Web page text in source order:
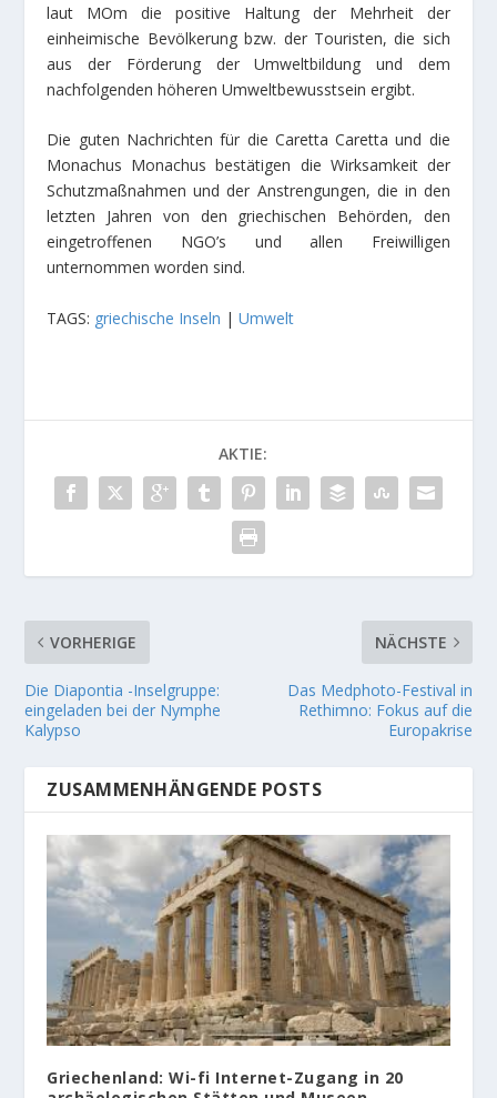
laut MOm die positive Haltung der Mehrheit der
einheimische Bevölkerung bzw. der Touristen, die sich
aus der Förderung der Umweltbildung und dem
nachfolgenden höheren Umweltbewusstsein ergibt.
Die guten Nachrichten für die Caretta Caretta und die
Monachus Monachus bestätigen die Wirksamkeit der
Schutzmaßnahmen und der Anstrengungen, die in den
letzten Jahren von den griechischen Behörden, den
eingetroffenen NGO’s und allen Freiwilligen
unternommen worden sind.
TAGS: griechische Inseln |Umwelt
AKTIE:
VORHERIGE
Die Diapontia -Inselgruppe:
eingeladen bei der Nymphe
Kalypso
NÄCHSTE
Das Medphoto-Festival in
Rethimno: Fokus auf die
Europakrise
ZUSAMMENHÄNGENDE POSTS
Griechenland: Wi-fi Internet-Zugang in 20